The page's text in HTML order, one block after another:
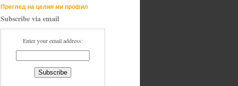
Преглед на целия ми профил
Subscribe via email
Enter your email address: